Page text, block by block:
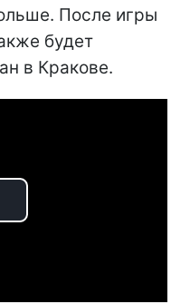
После игры
будет
в Кракове.